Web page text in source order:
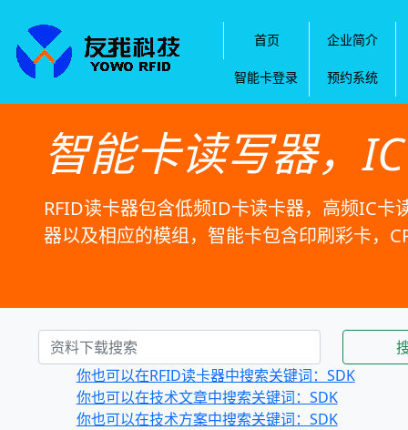
首页 企业简介
智能卡登录 预约系统
智能卡读写器，
RFID读卡器包含低频ID卡读卡器，高频IC卡
器以及相应的模组，智能卡包含印刷彩卡，
你也可以在RFID读卡器中搜索关键词：SDK
你也可以在技术文章中搜索关键词：SDK
你也可以在技术方案中搜索关键词：SDK